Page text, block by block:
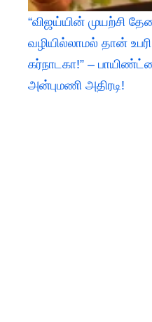
“விஜய்யின் முயற்சி
வழியில்லாமல் தான்
கர்நாடகா!” –
அன்புமணி அதிரடி!